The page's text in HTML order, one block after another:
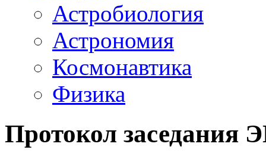
Астробиология
Астрономия
Космонавтика
Физика
Протокол заседания